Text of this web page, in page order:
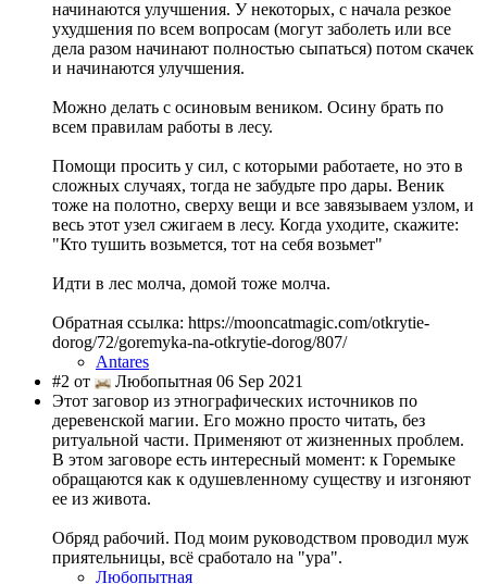
начинаются улучшения. У некоторых, с начала резкое
ухудшения по всем вопросам (могут заболеть или все
дела разом начинают полностью сыпаться) потом скачек
и начинаются улучшения.
Можно делать с осиновым веником. Осину брать по
всем правилам работы в лесу.
Помощи просить у сил, с которыми работаете, но это в
сложных случаях, тогда не забудьте про дары. Веник
тоже на полотно, сверху вещи и все завязываем узлом, и
весь этот узел сжигаем в лесу. Когда уходите, скажите:
"Кто тушить возьмется, тот на себя возьмет"
Идти в лес молча, домой тоже молча.
Обратная ссылка: https://mooncatmagic.com/otkrytie-
dorog/72/goremyka-na-otkrytie-dorog/807/
Antares
#2 от
Любопытная 06 Sep 2021
Этот заговор из этнографических источников по
деревенской магии. Его можно просто читать, без
ритуальной части. Применяют от жизненных проблем.
В этом заговоре есть интересный момент: к Горемыке
обращаются как к одушевленному существу и изгоняют
ее из живота.
Обряд рабочий. Под моим руководством проводил муж
приятельницы, всё сработало на "ура".
Любопытная